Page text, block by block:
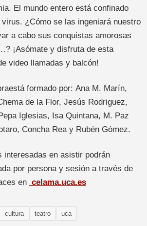
El mundo entero está confinado
¿Cómo se las ingeniará nuestro
a cabo sus conquistas amorosas
¡Asómate y disfruta de esta
video llamadas y balcón!
formado por: Ana M. Marín,
de la Flor, Jesús Rodriguez,
Iglesias, Isa Quintana, M. Paz
Concha Rea y Rubén Gómez.
interesadas en asistir podrán
por persona y sesión a través de
en celama.uca.es
cultura teatro uca